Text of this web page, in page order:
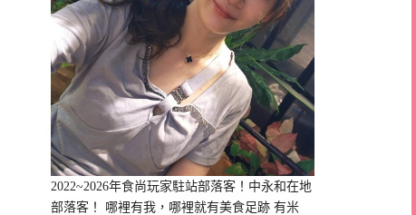
2022~2026年食尚玩家駐站部落客！中永和在地
部落客！ 哪裡有我，哪裡就有美食足跡 有米